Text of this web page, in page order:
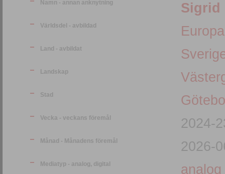
Namn - annan anknytning Sigrid
Världsdel - avbildad Europa
Land - avbildat
Landskap
Stad
Vecka - veckans föremål 2024-
Månad - Månadens föremål 2026-
Mediatyp - analog, digital analog